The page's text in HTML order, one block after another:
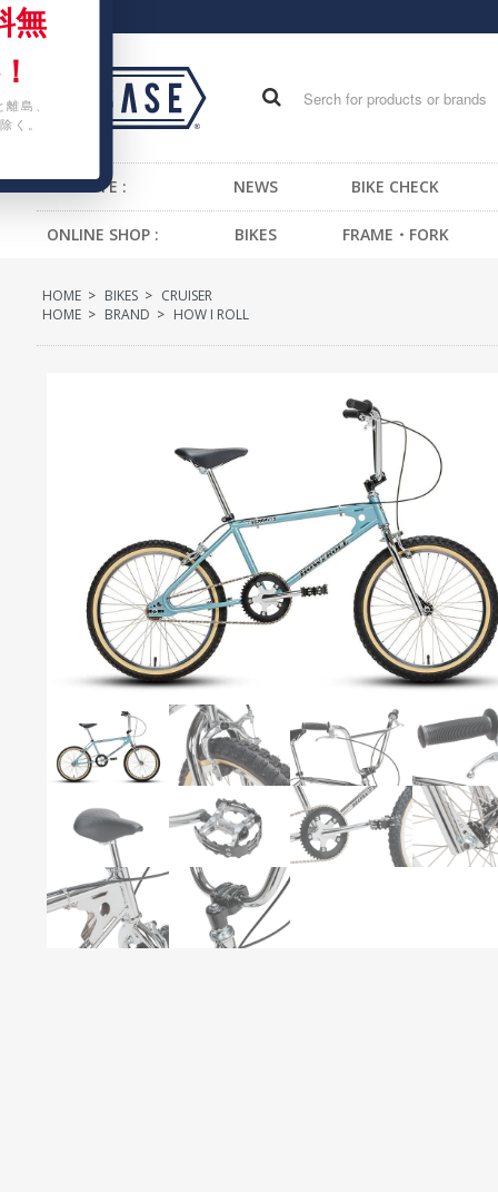
無
島、
く。
WEB SITE : NEWS BIKE CHECK
ONLINE SHOP : BIKES
BMX
FRAME・FORK
FORK - BMX
FORK -MTB
FORK -FIXED GEAR
HOME > BIKES > CRUISER
HOME > BRAND > HOW I ROLL